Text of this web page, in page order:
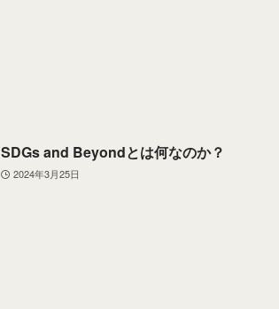
SDGs and Beyondとは何なのか？
2024年3月25日